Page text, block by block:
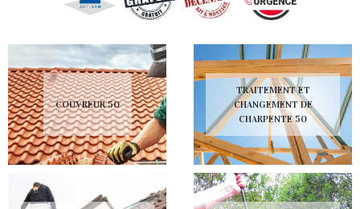
COUVREUR 50
TRAITEMENT ET
CHANGEMENT DE
CHARPENTE 50